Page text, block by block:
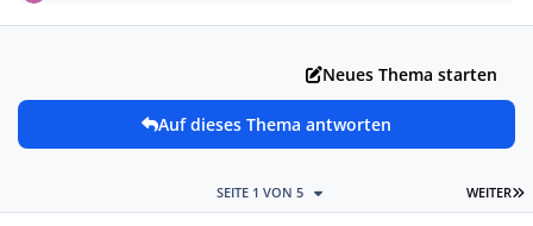
Neues Thema starten
Auf dieses Thema antworten
WEITER
SEITE 1 VON 5